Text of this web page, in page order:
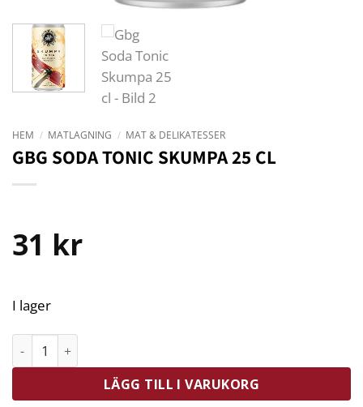
HEM / MATLAGNING / MAT & DELIKATESSER
GBG SODA TONIC SKUMPA 25 CL
31 kr
I lager
LÄGG TILL I VARUKORG